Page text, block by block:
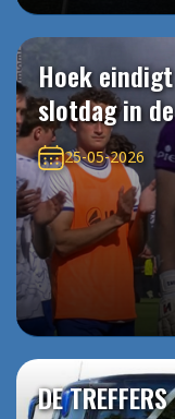
Hoek
slotdag in
25-05-2026
DE